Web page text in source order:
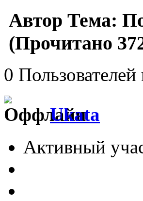
Автор Тема:
(Прочитано
0
Ukata
Активный